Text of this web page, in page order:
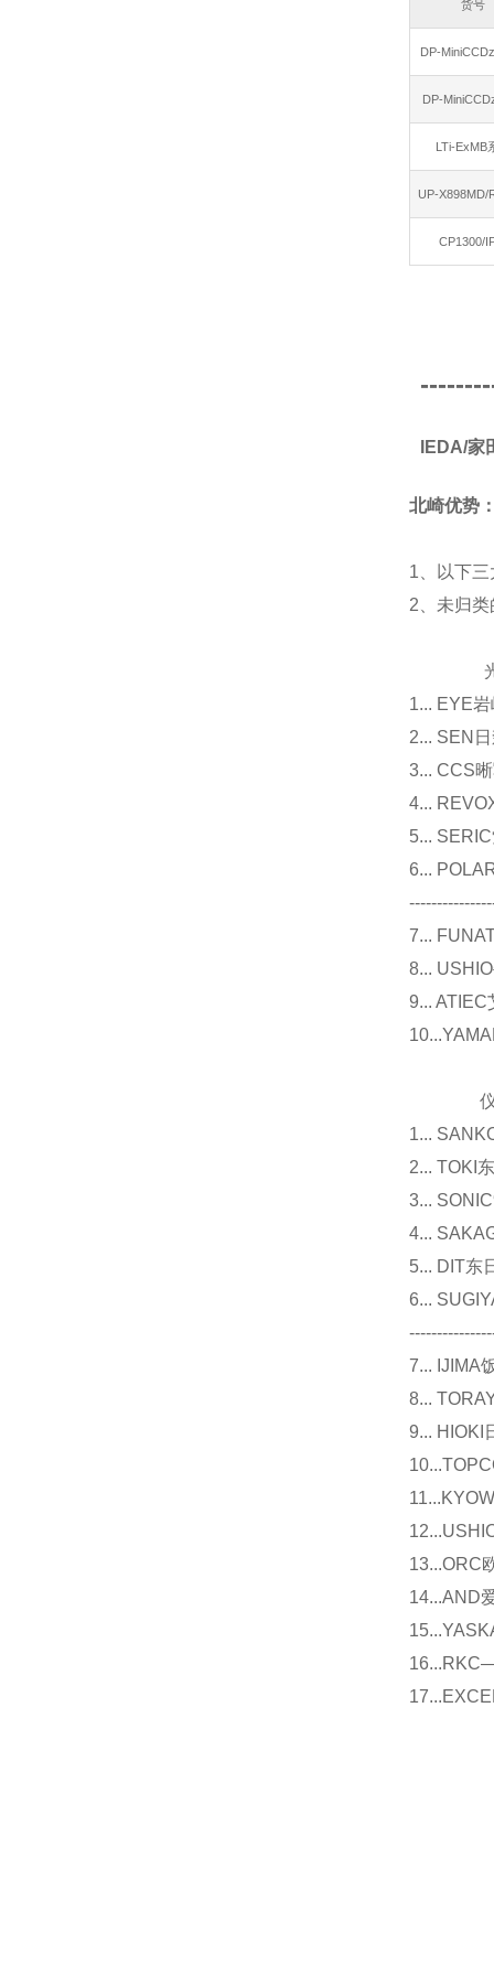
货号
DP-
DP-
LTi-ExMB
UP-X898MD/
CP1300/
IEDA/
北崎优势
1、以下
2、未归
光源
1... EYE
2... SEN
3... CCS
4...
5...
6...
7...
8...
9...
仪器
1...
2... TOKI
3...
4...
5... DIT东
6...
7... IJIMA
8...
9... HIOKI
13...ORC
14...AND